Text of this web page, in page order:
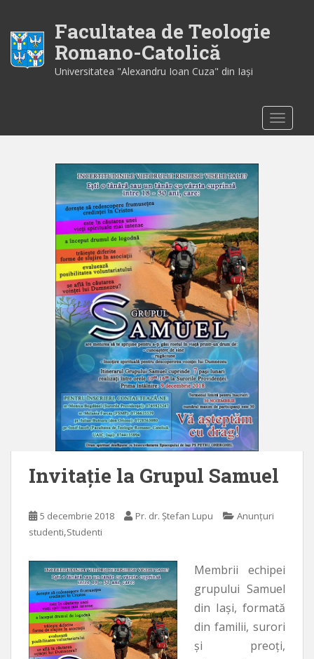
i
Facultatea de Teologie
Romano-Catolică
Universitatea "Alexandru Ioan Cuza" din Iaşi
Invitaţie la Grupul Samuel
5 decembrie 2018 Pr. dr. Ștefan Lupu
Anunțuri
studenti,Studenti
Membrii echipei
grupului Samuel
din Iaşi, formată
din familii, surori
şi preoţi,